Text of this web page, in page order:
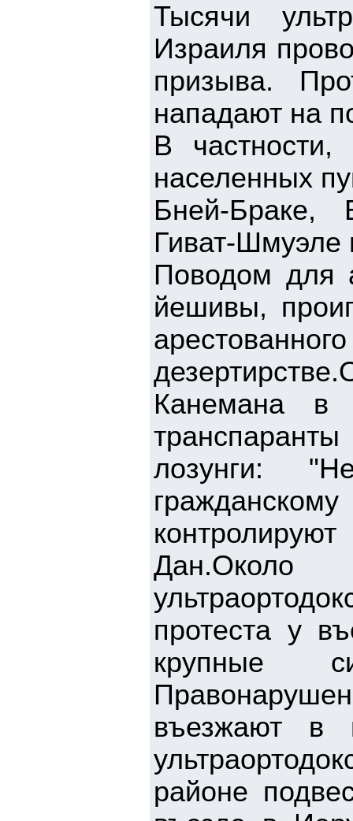
Тысячи
Израиля
призыва.
нападают на
В
населенных
Бней-Браке,
Гиват-Шмуэле
Поводом для
йешивы,
Канемана в
лозунги:
протеста у
крупные
въезжают в
районе